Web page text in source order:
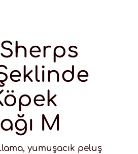
M
yumuşacık peluş